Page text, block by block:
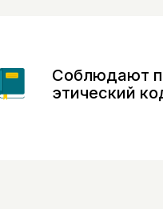
Соблюдают
этический